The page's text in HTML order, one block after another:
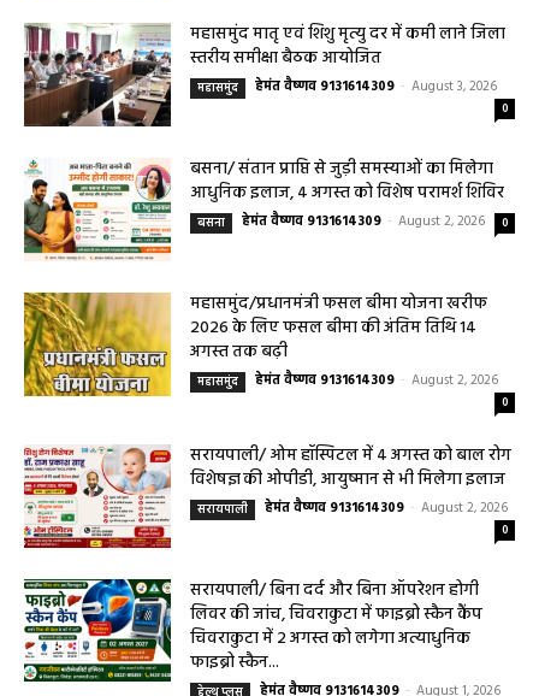
हेल्थ प्लस
सरायपाली/ ओम हॉस्पिटल सामान्य बीमारियों से
लेकर डायबिटीज व बीपी तक का इलाज, 9 अगस्त
को मिलेगा विशेषज्ञ ईलाज परामर्श
हेमंत वैष्णव 9131614309 - August 6, 2026
9 अगस्त को सरायपाली के ओम हॉस्पिटल में जनरल मेडिसिन विशेषज्ञ डॉ. एस. कुमार देंगे
सेवाएं सरायपाली। ओम हॉस्पिटल, सरायपाली में रविवार, 9 अगस्त 2026...
बसना/ संतान प्राप्ति से जुड़ी समस्याओं का मिलेगा
आधुनिक इलाज, 4 अगस्त को विशेष परामर्श शिविर
August 2, 2026
सरायपाली/ ओम हॉस्पिटल में 4 अगस्त को बाल रोग
August 2, 2026
सरायपाली/ बिना दर्द और बिना ऑपरेशन होगी